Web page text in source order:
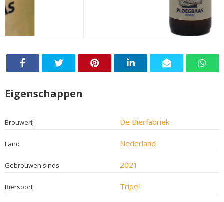
Eigenschappen
Brouwerij De Bierfabriek
Land Nederland
Gebrouwen sinds 2021
Biersoort Tripel